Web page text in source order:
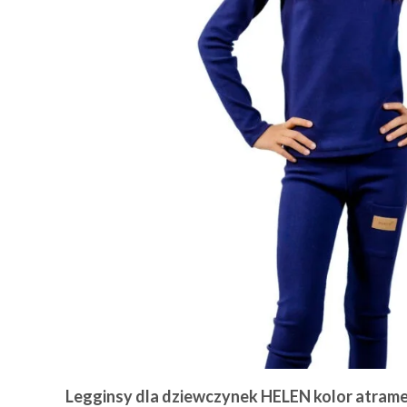
Legginsy dla dziewczynek HELEN kolor